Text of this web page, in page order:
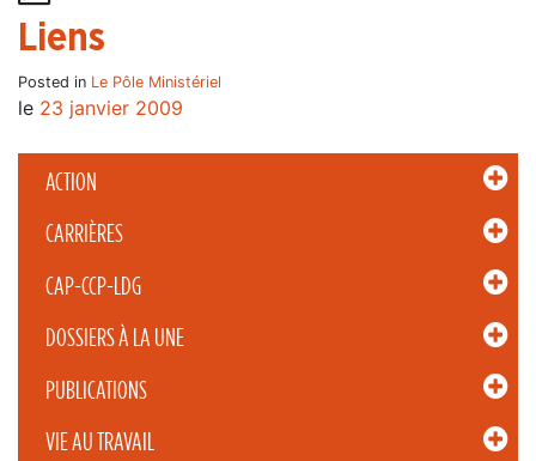
ACTION
CARRIÈRES
CAP-CCP-LDG
DOSSIERS À LA UNE
PUBLICATIONS
VIE AU TRAVAIL
Liens
Posted in Le Pôle Ministériel
le 23 janvier 2009